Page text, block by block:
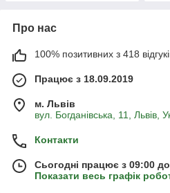
Про нас
100% позитивних з 418
Працює з 18.09.2019
м. Львів
вул. Богданівська, 11, Львів,
Контакти
Сьогодні працює з 09:00
Показати весь графік